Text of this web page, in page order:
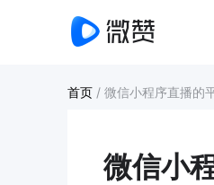
首页 / 微信小程序直播的
微信小